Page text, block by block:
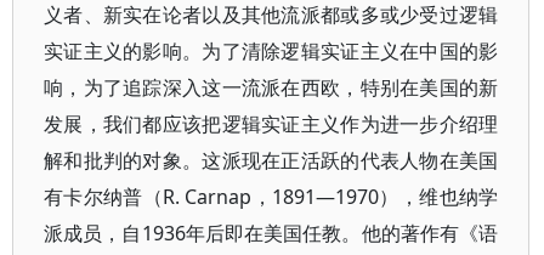
义者、新实在论者以及其他流派都或多或少受过逻辑
实证主义的影响。为了清除逻辑实证主义在中国的影
响，为了追踪深入这一流派在西欧，特别在美国的新
发展，我们都应该把逻辑实证主义作为进一步介绍理
解和批判的对象。这派现在正活跃的代表人物在美国
有卡尔纳普（R. Carnap，1891—1970），维也纳学
派成员，自1936年后即在美国任教。他的著作有《语